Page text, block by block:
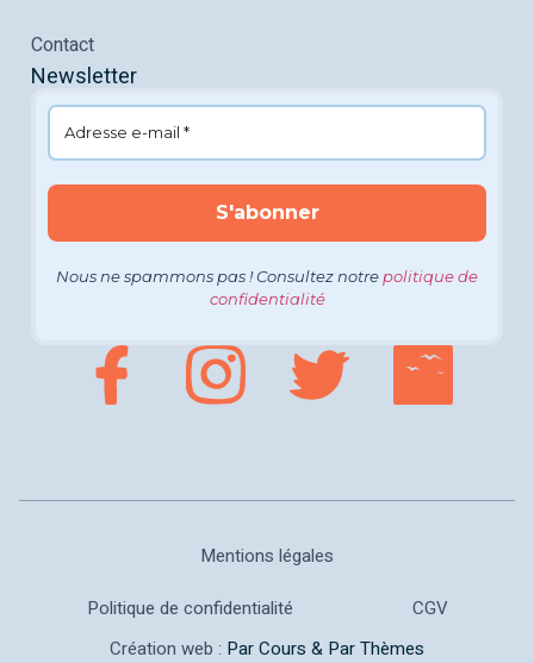
Contact
Newsletter
Nous ne spammons pas ! Consultez notrepolitique de
confidentialité
Mentions légales
Politique de confidentialité
CGV
Création web : Par Cours & Par Thèmes